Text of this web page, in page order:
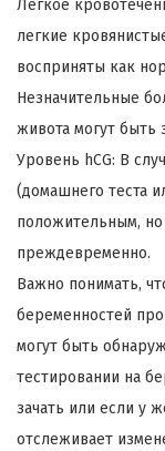
Легкое
легкие
восприняты как
Незначительные
живота могут
Уровень hCG: В
(домашнего теста
положительным,
преждевременно.
Важно понимать,
беременностей
могут быть
тестировании на
зачать или если у
отслеживает